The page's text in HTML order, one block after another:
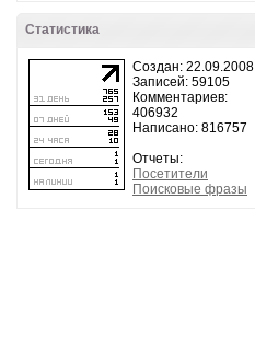
Статистика
Создан: 22.09.2008
Записей: 59105
Комментариев:
406932
Написано: 816757
Отчеты:
Посетители
Поисковые фразы